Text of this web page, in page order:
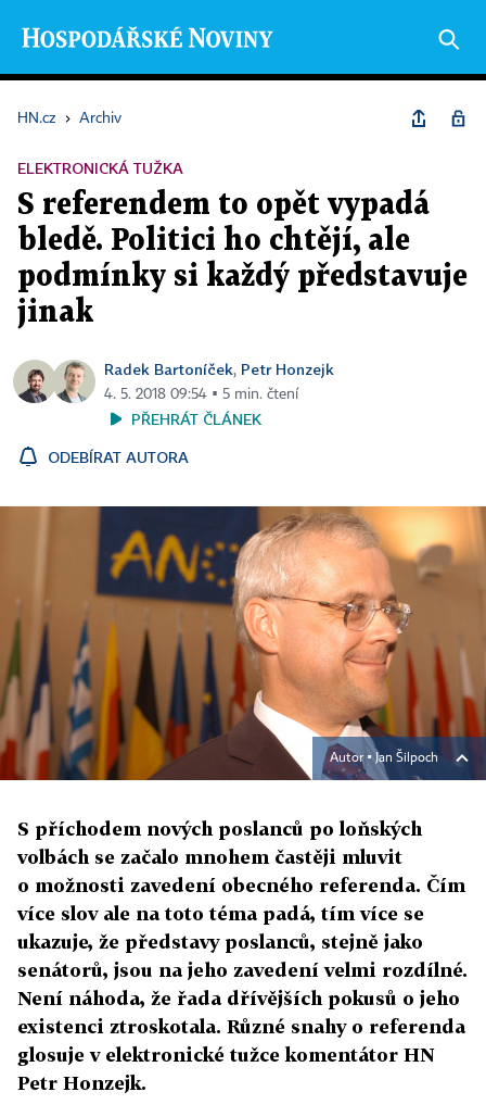
HN.cz › Archiv
ELEKTRONICKÁ TUŽKA
S referendem to opět vypadá
bledě. Politici ho chtějí, ale
podmínky si každý představuje
jinak
Radek Bartoníček, Petr Honzejk
4. 5. 2018 09:54 ▪ 5 min. čtení
PŘEHRÁT ČLÁNEK
ODEBÍRAT AUTORA
Autor ▪ Jan Šilpoch
S příchodem nových poslanců po loňských
volbách se začalo mnohem častěji mluvit
o možnosti zavedení obecného referenda. Čím
více slov ale na toto téma padá, tím více se
ukazuje, že představy poslanců, stejně jako
senátorů, jsou na jeho zavedení velmi rozdílné.
Není náhoda, že řada dřívějších pokusů o jeho
existenci ztroskotala. Různé snahy o referenda
glosuje v elektronické tužce komentátor HN
Petr Honzejk.